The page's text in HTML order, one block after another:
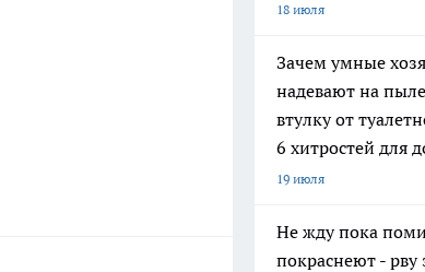
18 июля
Зачем умные
надевают на
втулку от
6 хитростей для
19 июля
Не жду пока
покраснеют -